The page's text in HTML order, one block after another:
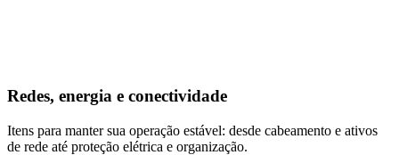
Redes, energia e conectividade
Itens para manter sua operação estável: desde cabeamento e ativos
de rede até proteção elétrica e organização.